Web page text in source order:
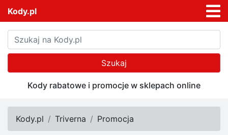
Kody.pl
Szukaj
Kody rabatowe i promocje w sklepach online
Kody.pl Triverna Promocja